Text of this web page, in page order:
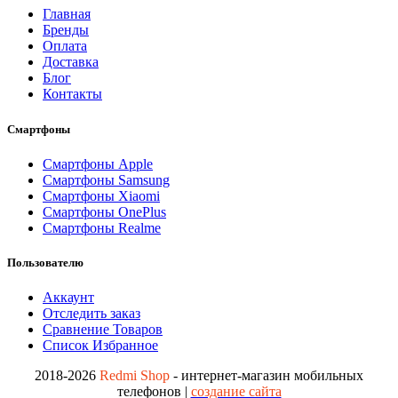
Главная
Бренды
Оплата
Доставка
Блог
Контакты
Смартфоны
Смартфоны Apple
Смартфоны Samsung
Смартфоны Xiaomi
Смартфоны OnePlus
Смартфоны Realme
Пользователю
Аккаунт
Отследить заказ
Сравнение Товаров
Список Избранное
2018-2026 Redmi Shop - интернет-магазин мобильных
телефонов | создание сайта